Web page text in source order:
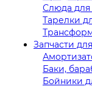
Слюда
Тарелки
Запчасти
Баки,
Бойники